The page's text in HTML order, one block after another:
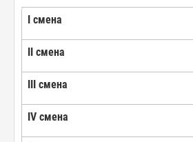
I смена
II смена
III смена
IV смена